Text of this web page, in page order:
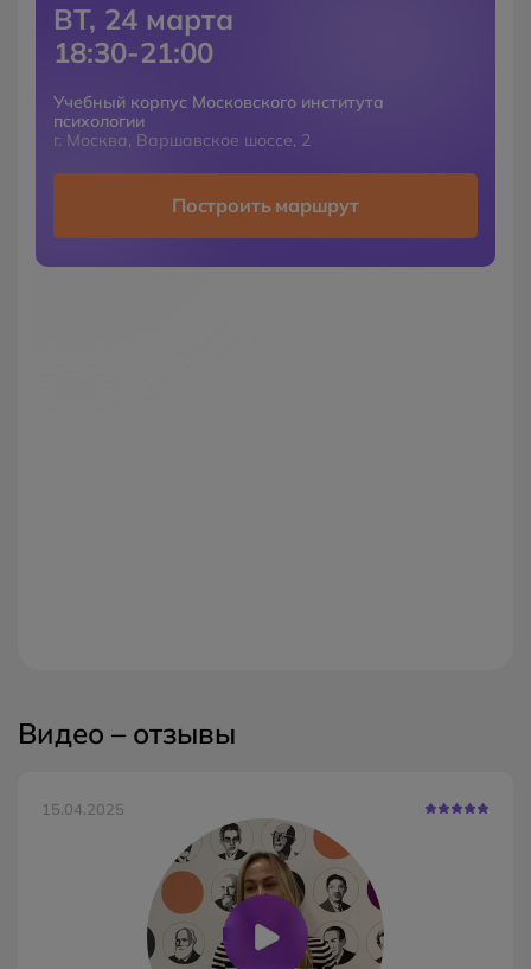
ВТ, 24 марта
18:30-21:00
Учебный корпус Московского института
психологии
г. Москва, Варшавское шоссе, 2
Построить маршрут
Видео – отзывы
15.04.2025